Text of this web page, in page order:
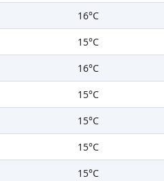
16°C
15°C
16°C
15°C
15°C
15°C
15°C